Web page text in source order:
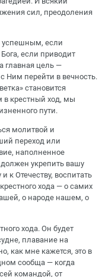
сил, преодоления
успешным, если
если приводит
главная цель —
Ним перейти в вечность.
становится
в крестный ход, мы
пути.
молитвой и
переход или
наполненное
укрепить вашу
к Отечеству, воспитать
хода — о самих
о народе нашем, о
хода. Он будет
плавание на
как мне кажется, это в
сообща — когда
командой, от